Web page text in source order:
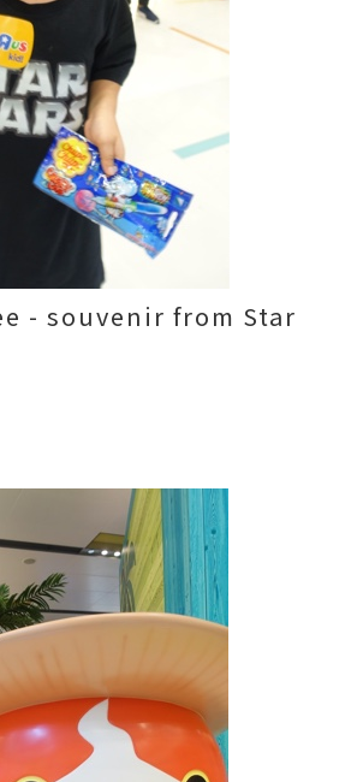
- souvenir from Star